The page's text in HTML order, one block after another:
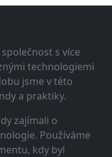
s více
technologiemi
jsme v této
a praktiky.
zajímali o
Používáme
kdy byl